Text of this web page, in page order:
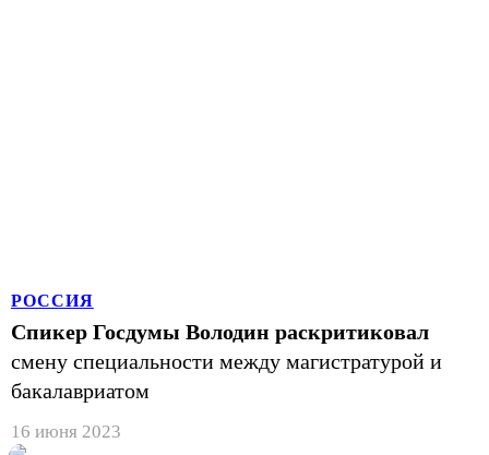
РОССИЯ
Спикер Госдумы Володин раскритиковал
смену специальности между магистратурой и
бакалавриатом
16 июня 2023